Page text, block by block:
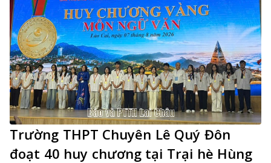
Trường THPT Chuyên Lê Quý Đôn
đoạt 40 huy chương tại Trại hè Hùng